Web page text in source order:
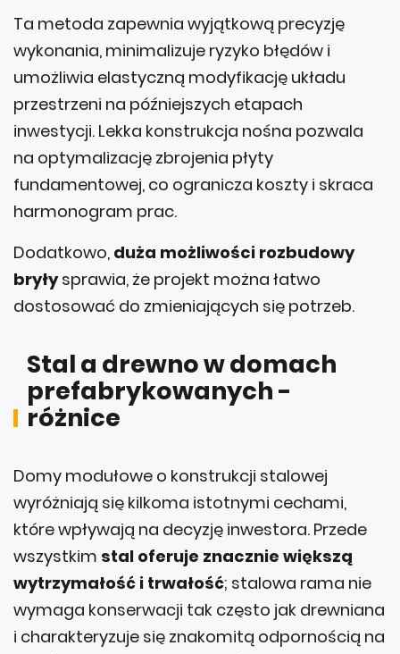
wykonania, minimalizuje ryzyko błędów i
umożliwia elastyczną modyfikację układu
przestrzeni na późniejszych etapach
inwestycji. Lekka konstrukcja nośna pozwala
na optymalizację zbrojenia płyty
fundamentowej, co ogranicza koszty i skraca
harmonogram prac.
bryłysprawia, że projekt można łatwo
dostosować do zmieniających się potrzeb.
prefabrykowanych -
różnice
wyróżniają się kilkoma istotnymi cechami,
które wpływają na decyzję inwestora. Przede
wszystkimstal oferuje znacznie większą
wytrzymałość i trwałość; stalowa rama nie
wymaga konserwacji tak często jak drewniana
i charakteryzuje się znakomitą odpornością na
ogień oraz inwazję szkodników.